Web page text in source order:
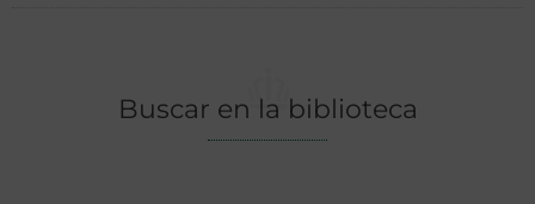
Buscar en la biblioteca